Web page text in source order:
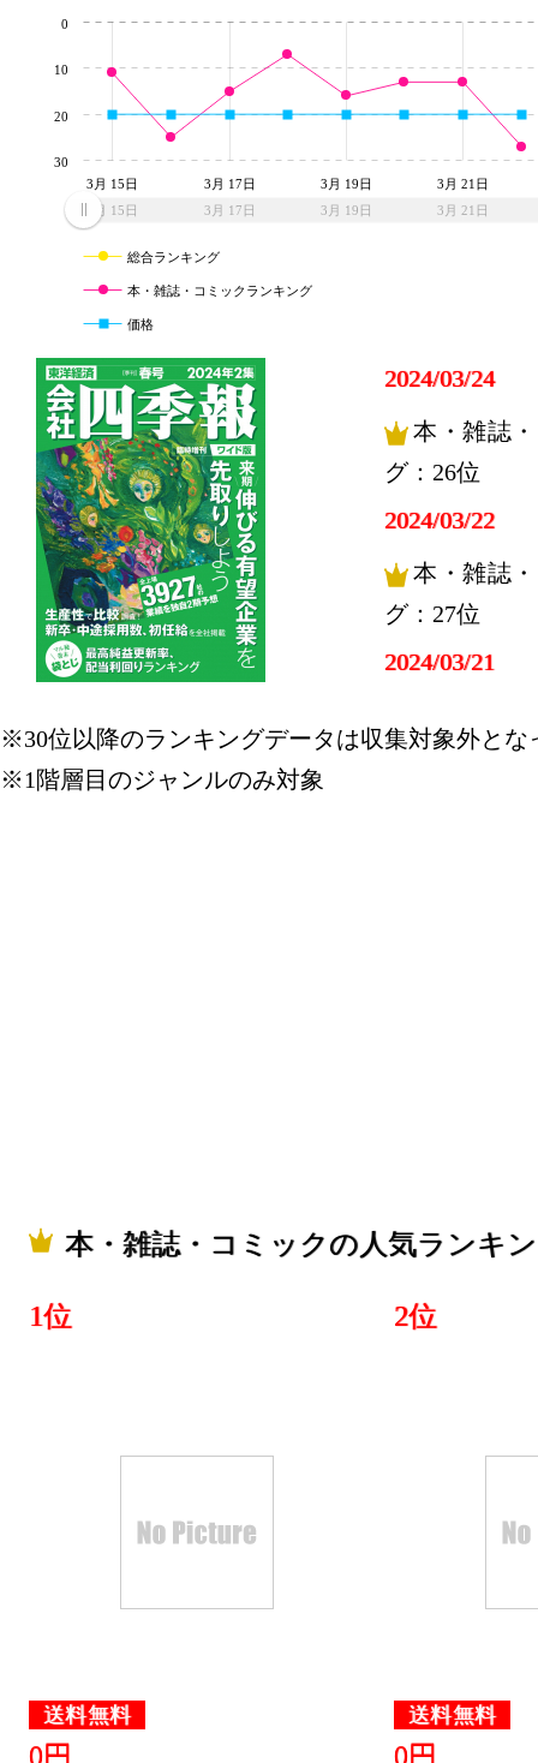
3月 15日 3月 17日 3月 19日 3月 21日
3月 15日 3月 17日 3月 19日 3月 21日
0
10
20
30
総合ランキング
本・雑誌・コミックランキング
価格
2024/03/24
本・雑誌
グ：26位
2024/03/22
本・雑誌
グ：27位
2024/03/21
グ：13位
2024/03/17
グ：15位
※30位以降のランキングデータは収集対象外とな
※1階層目のジャンルのみ対象
本・雑誌・コミックの人気ランキ
1位
送料無料
0円
2位
送料無料
0円